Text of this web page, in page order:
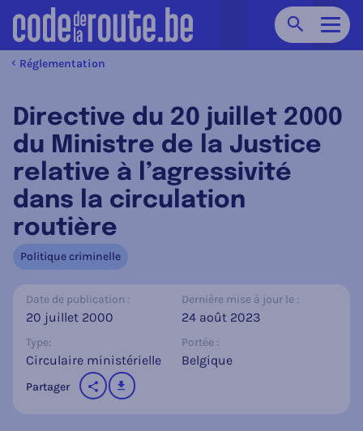
Chercher
Réglementation
Directive du 20 juillet 2000
du Ministre de la Justice
relative à l’agressivité
dans la circulation
routière
Politique criminelle
Date de publication :
20 juillet 2000
Dernière mise à jour le :
24 août 2023
Type:
Circulaire ministérielle
Portée :
Belgique
Partager télécharger